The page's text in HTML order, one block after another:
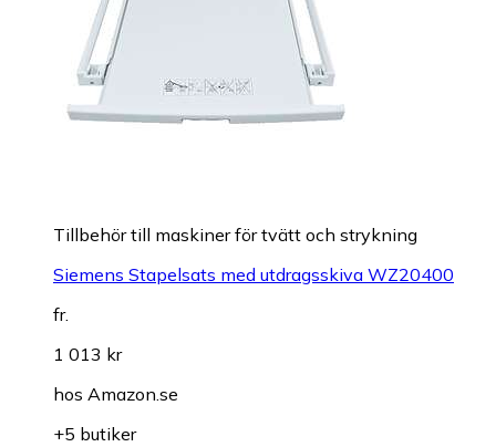
Tillbehör till maskiner för tvätt och strykning
Siemens Stapelsats med utdragsskiva WZ20400
fr.
1 013 kr
hos Amazon.se
+5 butiker